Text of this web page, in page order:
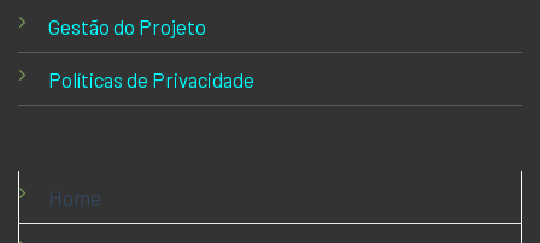
Gestão do Projeto
Políticas de Privacidade
Home